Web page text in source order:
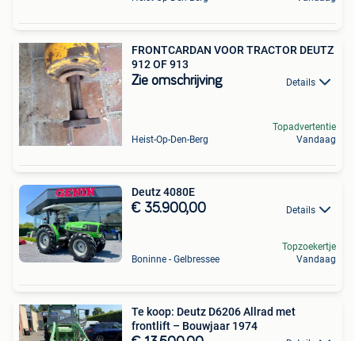
FRONTCARDAN VOOR TRACTOR DEUTZ
912 OF 913
Zie omschrijving Details
Heist-Op-Den-Berg
Topadvertentie
Vandaag
Deutz 4080E
€ 35.900,00 Details
Boninne - Gelbressee
Topzoekertje
Vandaag
Te koop: Deutz D6206 Allrad met
frontlift – Bouwjaar 1974